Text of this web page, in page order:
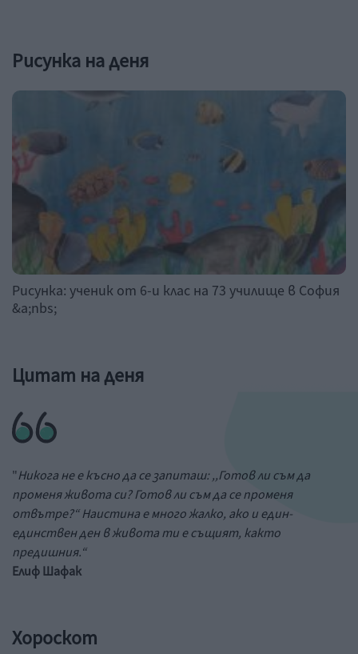
Рисунка на деня
Рисунка: ученик от 6-и клас на 73 училище в София
&a;nbs;
Цитат на деня
"Никога не е късно да се запиташ: ,,Готов ли съм да
променя живота си? Готов ли съм да се променя
отвътре?“ Наистина е много жалко, ако и един-
единствен ден в живота ти е същият, както
предишния.“
Елиф Шафак
Хороскот